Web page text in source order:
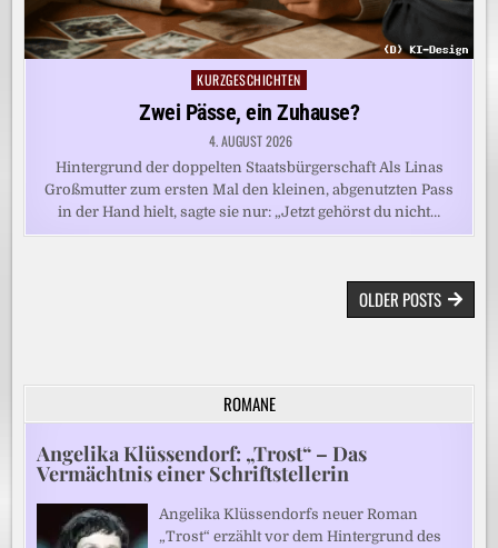
Posted
in
KURZGESCHICHTEN
Zwei Pässe, ein Zuhause?
4. AUGUST 2026
Hintergrund der doppelten Staatsbürgerschaft Als Linas
Großmutter zum ersten Mal den kleinen, abgenutzten Pass
in der Hand hielt, sagte sie nur: „Jetzt gehörst du nicht…
BEITRAGSNAVIGATIONOLDER POSTS
ROMANE
Angelika Klüssendorf: „Trost“ – Das
Vermächtnis einer Schriftstellerin
Angelika Klüssendorfs neuer Roman
„Trost“ erzählt vor dem Hintergrund des